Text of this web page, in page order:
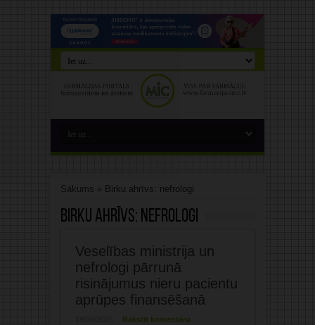
Sākums » Birku ahrīvs: nefrologi
Birku ahrīvs: nefrologi
Veselības ministrija un
nefrologi pārrunā
risinājumus nieru pacientu
aprūpes finansēšanā
Rakstīt komentāru